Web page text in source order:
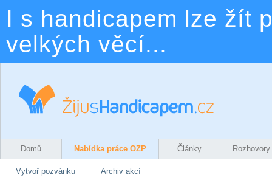
I s handicapem lze žít
velkých věcí...
Domů Nabídka práce OZP Články Rozhovory
Vytvoř pozvánku Archiv akcí